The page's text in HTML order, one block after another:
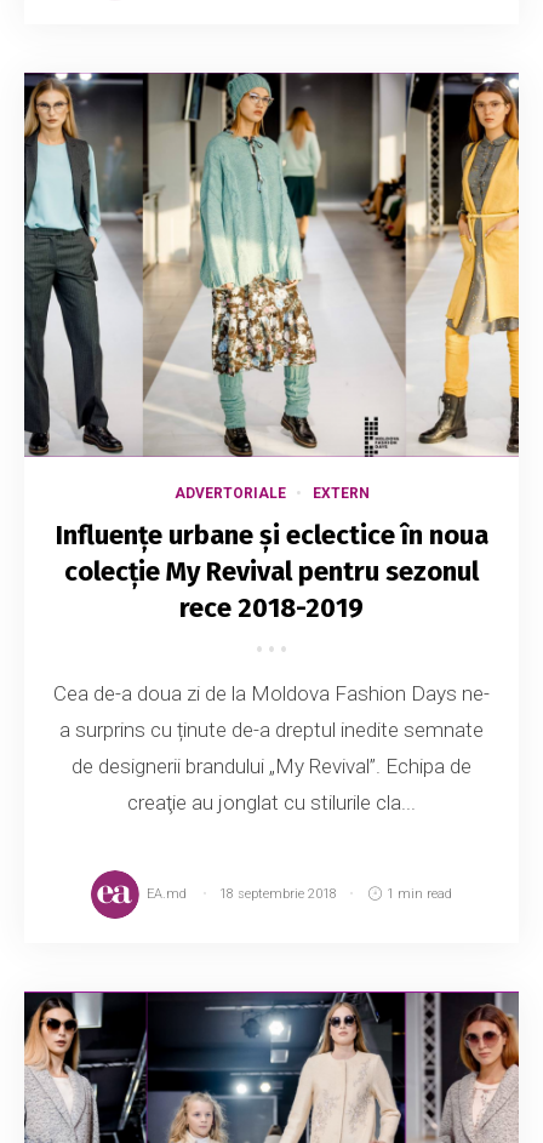
ADVERTORIALE EXTERN
Influențe urbane și eclectice în noua
colecție My Revival pentru sezonul
rece 2018-2019
Cea de-a doua zi de la Moldova Fashion Days ne-
a surprins cu ținute de-a dreptul inedite semnate
de designerii brandului „My Revival”. Echipa de
creaţie au jonglat cu stilurile cla...
EA.md 18 septembrie 2018 1 min read